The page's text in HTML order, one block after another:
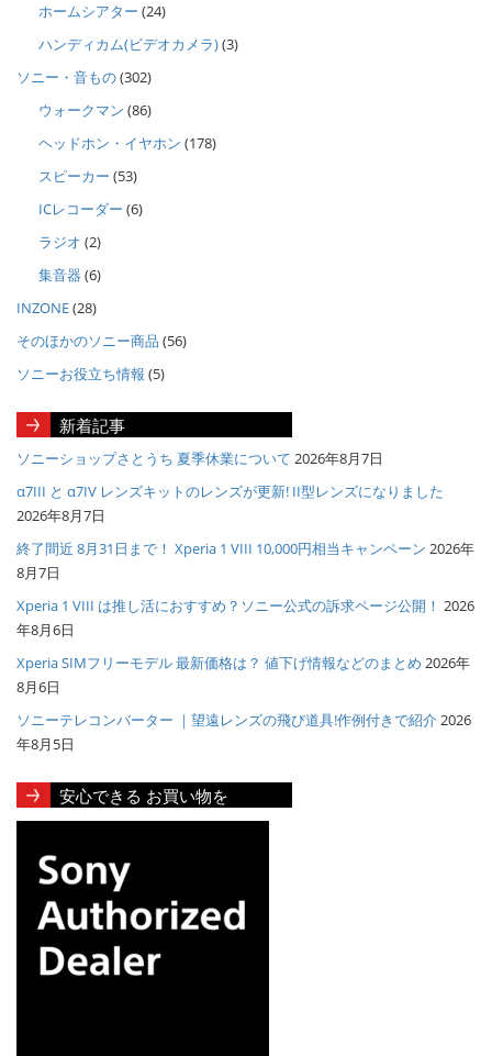
ホームシアター (24)
ハンディカム(ビデオカメラ)(3)
ソニー・音もの(302)
ウォークマン (86)
ヘッドホン・イヤホン (178)
スピーカー (53)
ICレコーダー (6)
ラジオ (2)
集音器 (6)
INZONE(28)
そのほかのソニー商品 (56)
ソニーお役立ち情報 (5)
新着記事
ソニーショップさとうち 夏季休業について 2026年8月7日
α7III と α7IV レンズキットのレンズが更新! II型レンズになりました
2026年8月7日
終了間近 8月31日まで！ Xperia 1 VIII 10,000円相当キャンペーン 2026年
8月7日
Xperia 1 VIII は推し活におすすめ？ソニー公式の訴求ページ公開！ 2026
年8月6日
Xperia SIMフリーモデル 最新価格は？ 値下げ情報などのまとめ 2026年
8月6日
ソニーテレコンバーター ｜望遠レンズの飛び道具!作例付きで紹介2026
年8月5日
安心できる お買い物を